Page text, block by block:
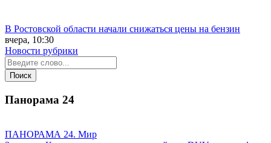
В Ростовской области начали снижаться цены на бензин
вчера, 10:30
Новости рубрики
Панорама 24
ПАНОРАМА 24. Мир